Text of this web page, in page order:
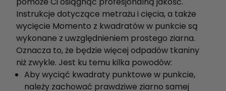
Instrukcje dotyczące metrażu i cięcia, a także
wycięcie Momento z kwadratów w punkcie są
wykonane z uwzględnieniem prostego ziarna.
Oznacza to, że będzie więcej odpadów tkaniny
niż zwykle. Jest ku temu kilka powodów:
Aby wyciąć kwadraty punktowe w punkcie,
należy zachować prawdziwe ziarno samej